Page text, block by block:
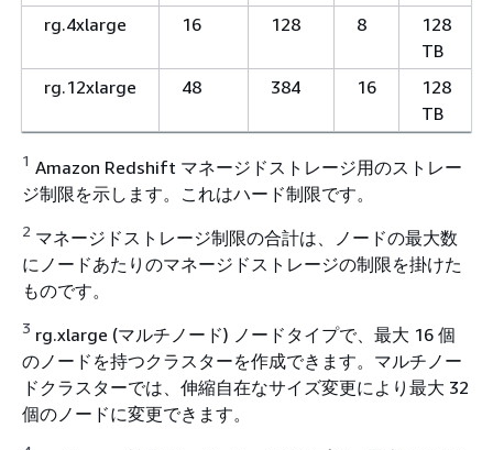
rg.4xlarge 16 128 8
128
TB
rg.12xlarge
48 384 16
128
TB
1 Amazon Redshift マネージドストレージ用のストレー
ジ制限を示します。これはハード制限です。
2 マネージドストレージ制限の合計は、ノードの最大数
にノードあたりのマネージドストレージの制限を掛けた
ものです。
3 rg.xlarge (マルチノード) ノードタイプで、最大 16 個
のノードを持つクラスターを作成できます。マルチノー
ドクラスターでは、伸縮自在なサイズ変更により最大 32
個のノードに変更できます。